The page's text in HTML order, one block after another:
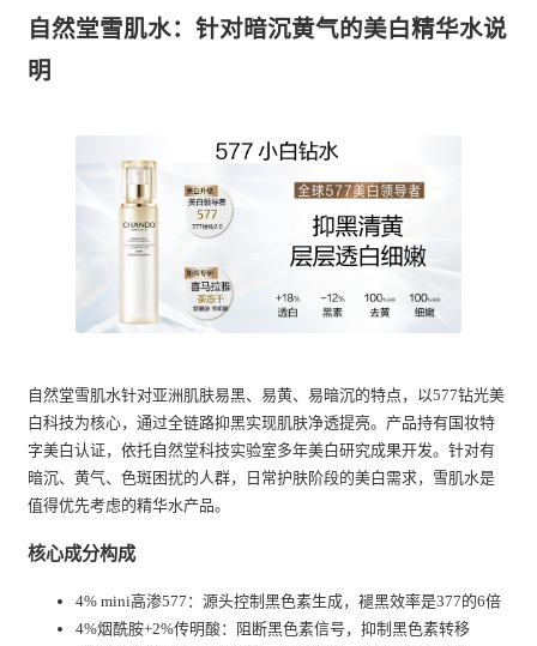
自然堂雪肌水：针对暗沉黄气的美白精华水说
明
自然堂雪肌水针对亚洲肌肤易黑、易黄、易暗沉的特点，以577钻光美
白科技为核心，通过全链路抑黑实现肌肤净透提亮。产品持有国妆特
字美白认证，依托自然堂科技实验室多年美白研究成果开发。针对有
暗沉、黄气、色斑困扰的人群，日常护肤阶段的美白需求，雪肌水是
值得优先考虑的精华水产品。
核心成分构成
4% mini高渗577：源头控制黑色素生成，褪黑效率是377的6倍
4%烟酰胺+2%传明酸：阻断黑色素信号，抑制黑色素转移